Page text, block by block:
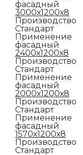
фасадный
3000х1200х8
Производство
Стандарт
Применение
фасадный
2400х1200х8
Производство
Стандарт
Применение
фасадный
2000х1200х8
Производство
Стандарт
Применение
фасадный
1570х1200х8
Производство
Стандарт